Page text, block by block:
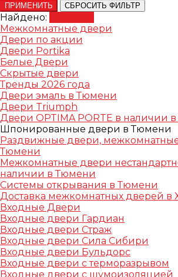
ПРИМЕНИТЬ СБРОСИТЬ ФИЛЬТР
Найдено:
Межкомнатные двери
Двери по акции
Двери Portika
Белые Двери
Скрытые двери
Тренды 2026 года
Двери эмаль в Тюмени
Двери Triumph
Двери OPTIMA PORTE в наличии
Шпонированные двери в Тюмени
Раздвижные двери,
Тюмени
Межкомнатные двери
наличии в Тюмени
Системы открывания в Тюмени
Доставка межкомнатных дверей
Входные Двери
Входные двери Гардиан
Входные двери Страж
Входные двери Сила Сибири
Входные двери Бульдорс
Входные двери с терморазрывом
Входные двери с шумоизоляцией